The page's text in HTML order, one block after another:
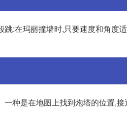
:在玛丽撞墙时,只要速度和角度
种是在地图上找到炮塔的位置,接